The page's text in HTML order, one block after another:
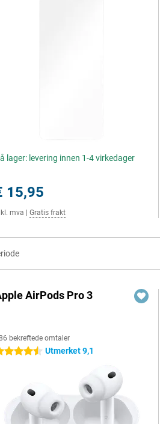
lager: levering innen 1-4 virkedager
15,95
mva Gratis frakt
AirPods Pro 3
bekreftede omtaler
stjerner Utmerket 9,1